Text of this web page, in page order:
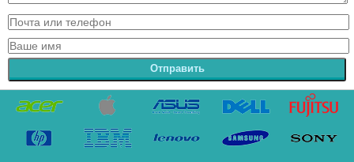
Отправить